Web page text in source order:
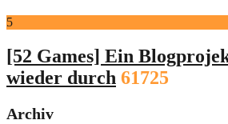
5
[52 Games] Ein
wieder durch 61725
Archiv